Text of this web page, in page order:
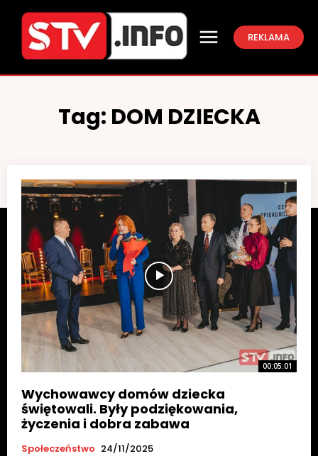
REKLAMA
Tag: DOM DZIECKA
00:05:01
Wychowawcy domów dziecka
świętowali. Były podziękowania,
życzenia i dobra zabawa
Społeczeństwo 24/11/2025